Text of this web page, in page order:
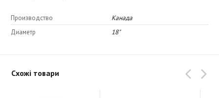
Производство
Канада
Диаметр
18"
Схожі товари